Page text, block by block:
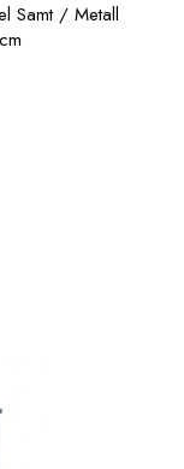
Samt / Metall